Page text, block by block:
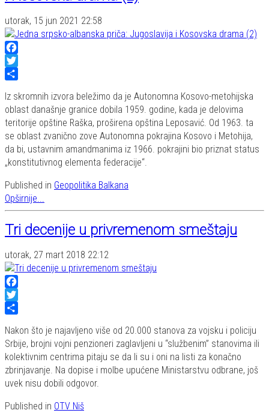
utorak, 15 jun 2021 22:58
Facebook
Twitter
Iz skromnih izvora beležimo da je Autonomna Kosovo-metohijska
oblast današnje granice dobila 1959. godine, kada je delovima
teritorije opštine Raška, proširena opština Leposavić. Od 1963. ta
se oblast zvanično zove Autonomna pokrajina Kosovo i Metohija,
da bi, ustavnim amandmanima iz 1966. pokrajini bio priznat status
„konstitutivnog elementa federacije“.
Published in Geopolitika Balkana
Opširnije...
Tri decenije u privremenom smeštaju
utorak, 27 mart 2018 22:12
Facebook
Twitter
Nakon što je najavljeno više od 20.000 stanova za vojsku i policiju
Srbije, brojni vojni penzioneri zaglavljeni u “službenim” stanovima ili
kolektivnim centrima pitaju se da li su i oni na listi za konačno
zbrinjavanje. Na dopise i molbe upućene Ministarstvu odbrane, još
uvek nisu dobili odgovor.
Published in OTV Niš